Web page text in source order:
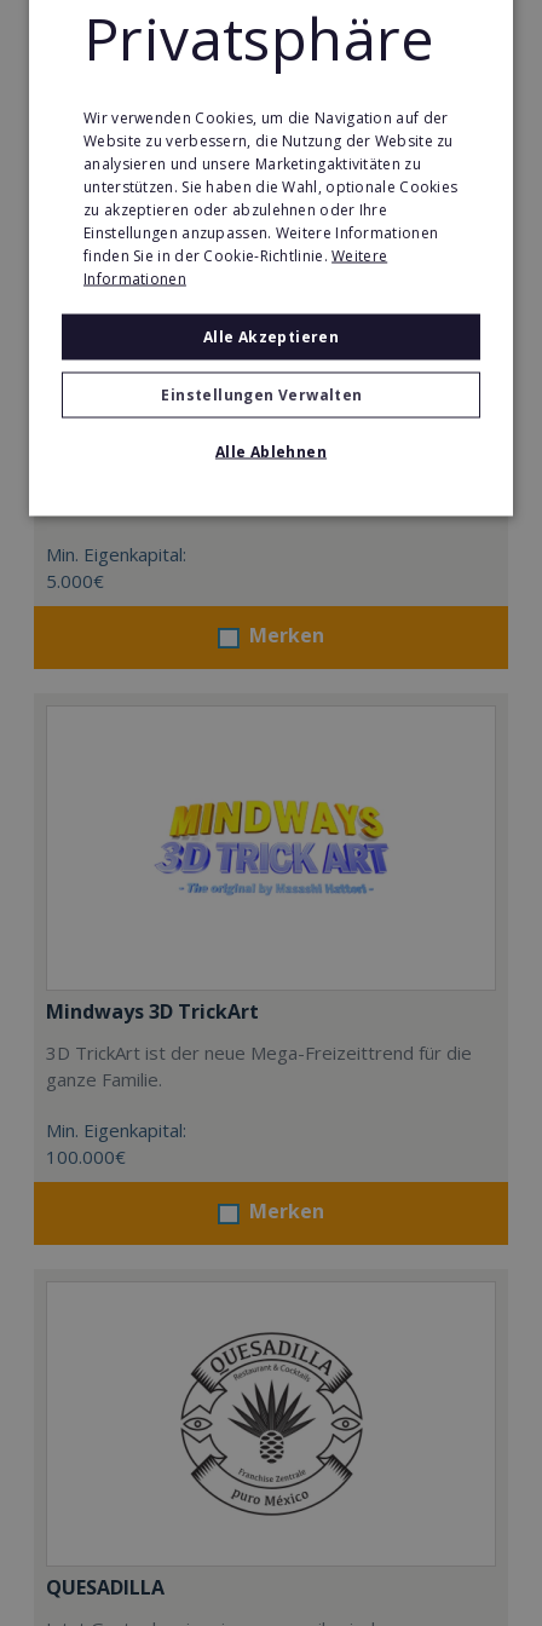
Merken
Min. Eigenkapital:
5.000€
Merken
Mindways 3D TrickArt
3D TrickArt ist der neue Mega-Freizeittrend für die
ganze Familie.
Min. Eigenkapital:
100.000€
Merken
QUESADILLA
Privatsphäre
Wir verwenden Cookies, um die Navigation auf der
Website zu verbessern, die Nutzung der Website zu
analysieren und unsere Marketingaktivitäten zu
unterstützen. Sie haben die Wahl, optionale Cookies
zu akzeptieren oder abzulehnen oder Ihre
Einstellungen anzupassen. Weitere Informationen
finden Sie in der Cookie-Richtlinie.Weitere
Informationen
Alle Akzeptieren
Einstellungen Verwalten
Alle Ablehnen